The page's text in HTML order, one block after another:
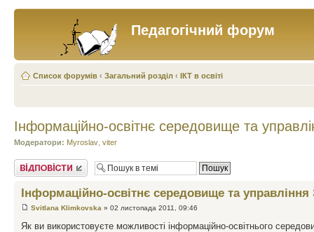
Педагогічний форум
Список форумів ‹ Загальний розділ ‹ ІКТ в освіті
Інформаційно-освітнє середовище та
Модератори: Myroslav viter
Відповісти
Інформаційно-освітнє середовище та
Svitlana Klimkovska » 02 листопада 2011, 09:46
Як ви використовуєте можливості інформаційно-освітнього